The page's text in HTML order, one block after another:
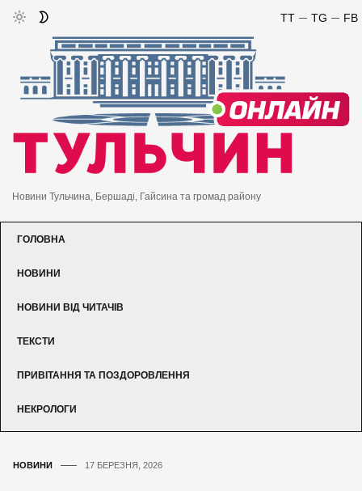
FB
TG
TT
Новини Тульчина, Бершаді, Гайсина та громад району
ГОЛОВНА
НОВИНИ
НОВИНИ ВІД ЧИТАЧІВ
ТЕКСТИ
ПРИВІТАННЯ ТА ПОЗДОРОВЛЕННЯ
НЕКРОЛОГИ
НОВИНИ 17 БЕРЕЗНЯ, 2026